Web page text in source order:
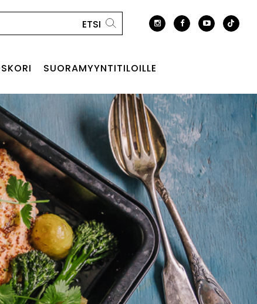
SUORAMYYNTITILOILLE